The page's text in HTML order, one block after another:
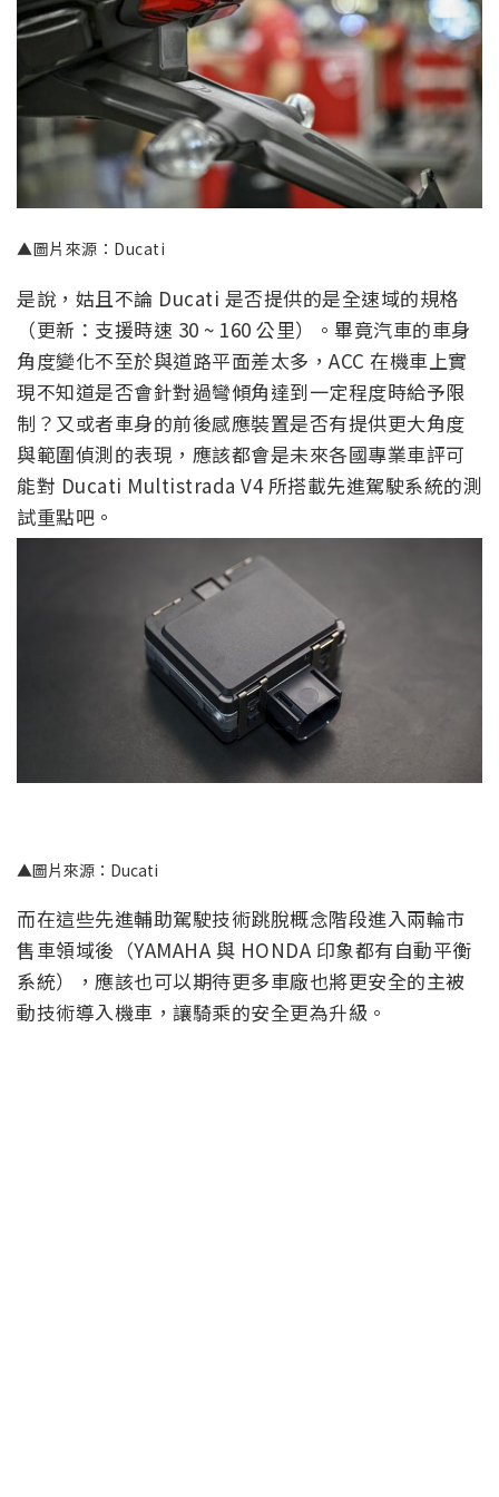
▲圖片來源：Ducati
是說，姑且不論 Ducati 是否提供的是全速域的規格
（更新：支援時速 30 ~ 160 公里）。畢竟汽車的車身
角度變化不至於與道路平面差太多，ACC 在機車上實
現不知道是否會針對過彎傾角達到一定程度時給予限
制？又或者車身的前後感應裝置是否有提供更大角度
與範圍偵測的表現，應該都會是未來各國專業車評可
能對 Ducati Multistrada V4 所搭載先進駕駛系統的測
試重點吧。
▲圖片來源：Ducati
而在這些先進輔助駕駛技術跳脫概念階段進入兩輪市
售車領域後（YAMAHA 與 HONDA 印象都有自動平衡
系統），應該也可以期待更多車廠也將更安全的主被
動技術導入機車，讓騎乘的安全更為升級。